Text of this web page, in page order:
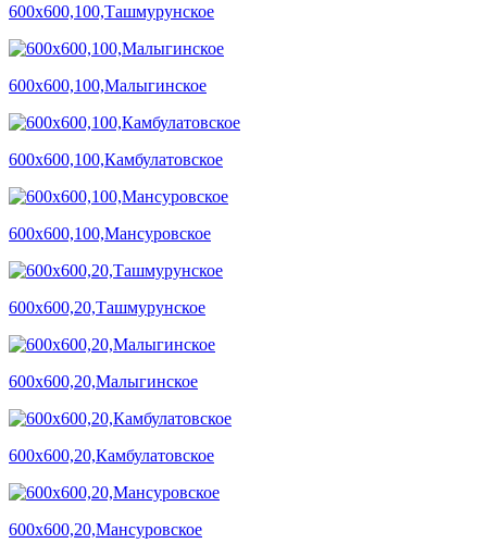
600х600,100,Ташмурунское
600х600,100,Малыгинское
600х600,100,Камбулатовское
600х600,100,Мансуровское
600х600,20,Ташмурунское
600х600,20,Малыгинское
600х600,20,Камбулатовское
600х600,20,Мансуровское